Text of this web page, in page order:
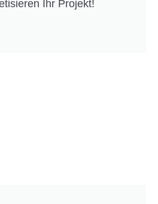
Ihr Projekt!